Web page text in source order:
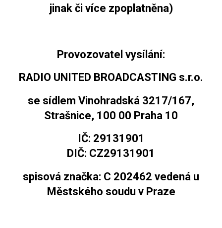
jinak či více zpoplatněna)
Provozovatel vysílání:
RADIO UNITED BROADCASTING s.r.o.
se sídlem Vinohradská 3217/167,
Strašnice, 100 00 Praha 10
IČ: 29131901
DIČ: CZ29131901
spisová značka: C 202462 vedená u
Městského soudu v Praze